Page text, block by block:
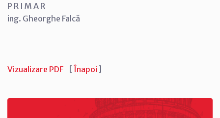
P R I M A R
ing. Gheorghe Falcă
Vizualizare PDF [ Înapoi ]